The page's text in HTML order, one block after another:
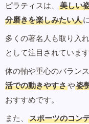
ピラティスは、 美しい
分磨きを楽しみたい人
多くの著名人も取り入
として注目されています
体の軸や重心のバラン
活での動きやすさや姿
おすすめです。
また、
スポーツのコン